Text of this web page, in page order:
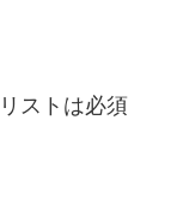
ストは必須